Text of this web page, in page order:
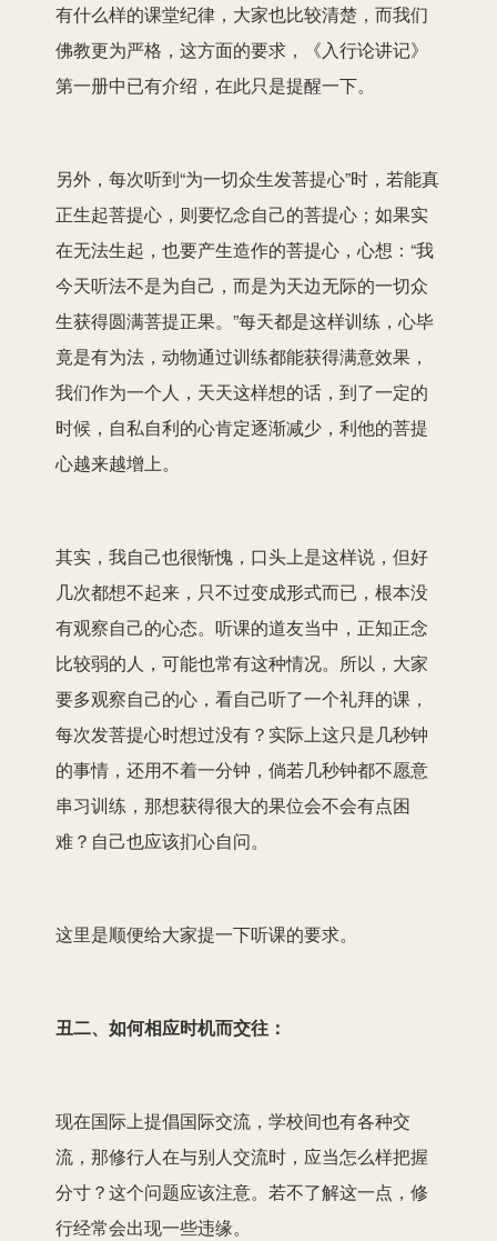
有什么样的课堂纪律，大家也比较清楚，而我们
佛教更为严格，这方面的要求，《入行论讲记》
第一册中已有介绍，在此只是提醒一下。
另外，每次听到“为一切众生发菩提心”时，若能真
正生起菩提心，则要忆念自己的菩提心；如果实
在无法生起，也要产生造作的菩提心，心想：“我
今天听法不是为自己，而是为天边无际的一切众
生获得圆满菩提正果。”每天都是这样训练，心毕
竟是有为法，动物通过训练都能获得满意效果，
我们作为一个人，天天这样想的话，到了一定的
时候，自私自利的心肯定逐渐减少，利他的菩提
心越来越增上。
其实，我自己也很惭愧，口头上是这样说，但好
几次都想不起来，只不过变成形式而已，根本没
有观察自己的心态。听课的道友当中，正知正念
比较弱的人，可能也常有这种情况。所以，大家
要多观察自己的心，看自己听了一个礼拜的课，
每次发菩提心时想过没有？实际上这只是几秒钟
的事情，还用不着一分钟，倘若几秒钟都不愿意
串习训练，那想获得很大的果位会不会有点困
难？自己也应该扪心自问。
这里是顺便给大家提一下听课的要求。
丑二、如何相应时机而交往：
现在国际上提倡国际交流，学校间也有各种交
流，那修行人在与别人交流时，应当怎么样把握
分寸？这个问题应该注意。若不了解这一点，修
行经常会出现一些违缘。